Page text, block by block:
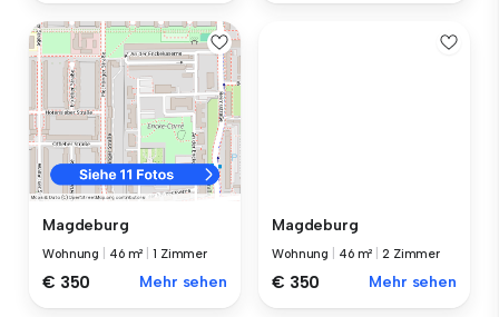
Magdeburg
Wohnung 46 m² |1 Zimmer
€ 350 Mehr sehen
Magdeburg
Wohnung 46 m² |2 Zimmer
€ 350 Mehr sehen